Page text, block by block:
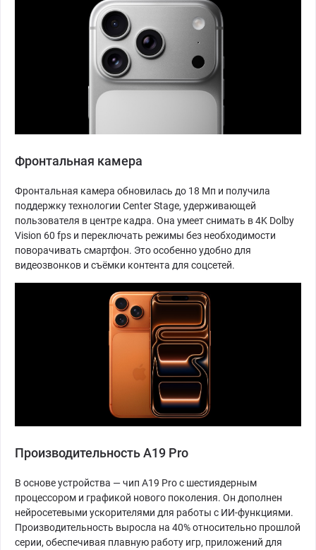
Фронтальная камера
Фронтальная камера обновилась до 18 Мп и получила
поддержку технологии Center Stage, удерживающей
пользователя в центре кадра. Она умеет снимать в 4K Dolby
Vision 60 fps и переключать режимы без необходимости
поворачивать смартфон. Это особенно удобно для
видеозвонков и съёмки контента для соцсетей.
Производительность A19 Pro
В основе устройства — чип A19 Pro с шестиядерным
процессором и графикой нового поколения. Он дополнен
нейросетевыми ускорителями для работы с ИИ-функциями.
Производительность выросла на 40% относительно прошлой
серии, обеспечивая плавную работу игр, приложений для